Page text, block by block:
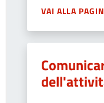
VAI ALLA